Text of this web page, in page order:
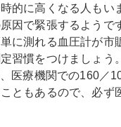
的に高くなる人もい
因で緊張するようで
に測れる血圧計が市
習慣をつけましょう
医療機関での160／
ともあるので、必ず